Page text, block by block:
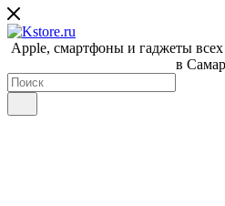
Apple, cмартфоны и гаджеты всех
в